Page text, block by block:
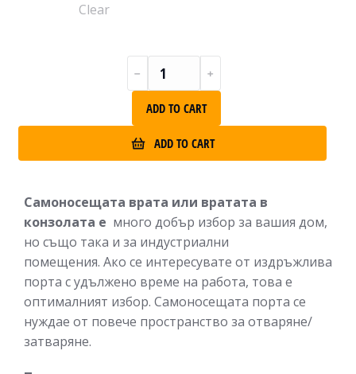
Clear
ADD TO CART
ADD TO CART
Самоносещата врата или вратата в
конзолата е много добър избор за вашия дом,
но също така и за индустриални
помещения. Ако се интересувате от издръжлива
порта с удължено време на работа, това е
оптималният избор. Самоносещата порта се
нуждае от повече пространство за отваряне/
затваряне.